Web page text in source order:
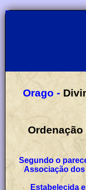
Orago -
Ordenação heráldica do brasão e
Segundo o
Associação
Estabelecida